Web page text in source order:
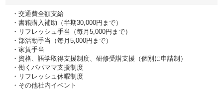
・交通費全額支給
・書籍購入補助（半期30,000円まで）
・リフレッシュ手当（毎月5,000円まで）
・部活動手当（毎月5,000円まで）
・家賃手当
・資格、語学取得支援制度、研修受講支援（個別に申請制）
・働くパパママ支援制度
・リフレッシュ休暇制度
・その他社内イベント